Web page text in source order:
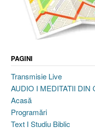
PAGINI
Transmisie Live
AUDIO I MEDITATII DIN
Acasă
Programări
Text I Studiu Biblic